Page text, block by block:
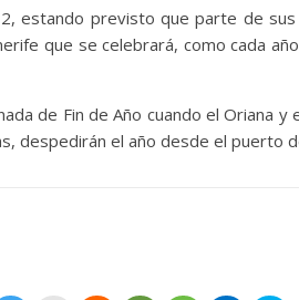
estando previsto que parte de
que se celebrará, como cada
de Fin de Año cuando el Oriana y
despedirán el año desde el puerto